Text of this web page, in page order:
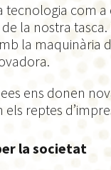
tecnologia com a
la nostra tasca.
la maquinària
ens donen
els reptes
la societat